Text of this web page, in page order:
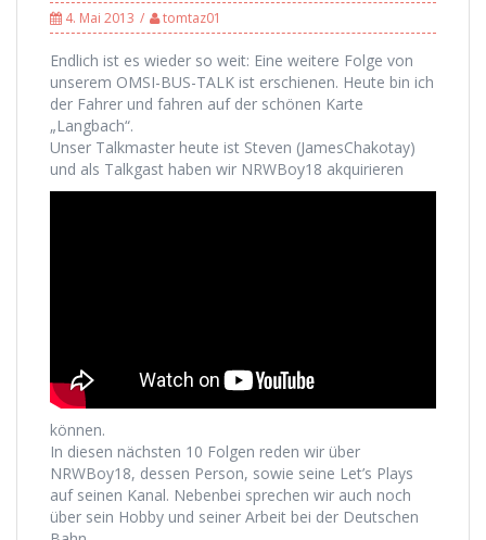
4. Mai 2013 tomtaz01
Endlich ist es wieder so weit: Eine weitere Folge von
unserem OMSI-BUS-TALK ist erschienen. Heute bin ich
der Fahrer und fahren auf der schönen Karte
„Langbach“.
Unser Talkmaster heute ist Steven (JamesChakotay)
und als Talkgast haben wir NRWBoy18 akquirieren
können.
In diesen nächsten 10 Folgen reden wir über
NRWBoy18, dessen Person, sowie seine Let’s Plays
auf seinen Kanal. Nebenbei sprechen wir auch noch
über sein Hobby und seiner Arbeit bei der Deutschen